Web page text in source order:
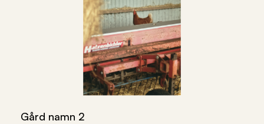
Gård namn 2